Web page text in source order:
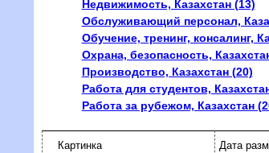
Недвижимость, Казахстан (13)
Обслуживающий персонал,
Обучение, тренинг, консалинг,
Охрана, безопасность,
Производство, Казахстан (20)
Работа для студентов,
Работа за рубежом, Казахстан
Картинка Дата